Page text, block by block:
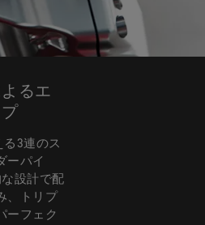
るエ
3連のス
ーパイ
設計で配
、トリプ
ーフェク